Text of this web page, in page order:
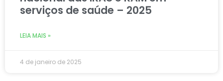
serviços de saúde – 2025
LEIA MAIS »
4 de janeiro de 2025